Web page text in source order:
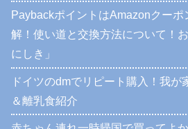
PaybackポイントはAmazonクー
解！使い道と交換方法について！
にしき」
ドイツのdmでリピート購入！我が
＆離乳食紹介